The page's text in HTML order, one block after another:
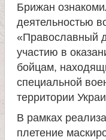
ц
е
л
и
Брижан
деятельностью
«Православный
участию в
бойцам,
специальной
территории
В рамках
плетение